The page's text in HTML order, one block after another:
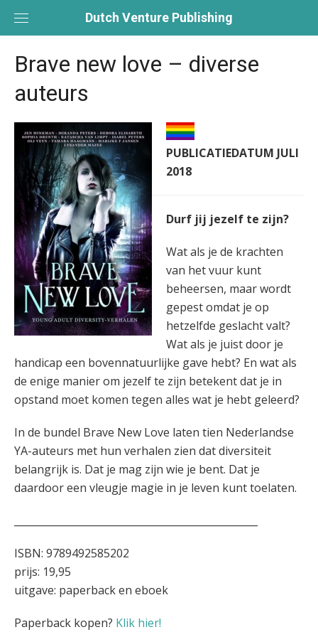
Dutch Venture Publishing
Brave new love – diverse
auteurs
PUBLICATIEDATUM JULI
2018
Durf jij jezelf te zijn?
Wat als je de krachten
van het vuur kunt
beheersen, maar wordt
gepest omdat je op
hetzelfde geslacht valt?
Wat als je juist door je
handicap een bovennatuurlijke gave hebt? En wat als
de enige manier om jezelf te zijn betekent dat je in
opstand moet komen tegen alles wat je hebt geleerd?
In de bundel Brave New Love laten tien Nederlandse
YA-auteurs met hun verhalen zien dat diversiteit
belangrijk is. Dat je mag zijn wie je bent. Dat je
daardoor een vleugje magie in je leven kunt toelaten.
ISBN: 9789492585202
prijs: 19,95
uitgave: paperback en eboek
Paperback kopen? Klik hier!